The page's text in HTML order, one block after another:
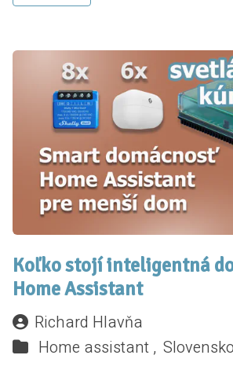
Koľko stojí inteligentná
Home Assistant
Richard Hlavňa
Home assistant , Slovensko